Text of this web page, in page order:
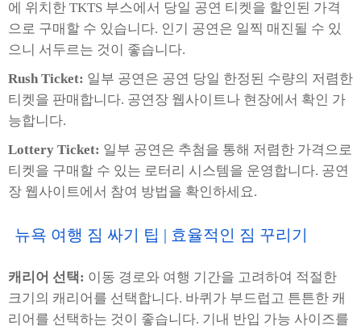
에 위치한 TKTS 부스에서 당일 공연 티켓을 할인된 가격
으로 구매할 수 있습니다. 인기 공연은 일찍 매진될 수 있
으니 서두르는 것이 좋습니다.
Rush Ticket: 일부 공연은 공연 당일 한정된 수량의 저렴한
티켓을 판매합니다. 공연장 웹사이트나 현장에서 확인 가
능합니다.
Lottery Ticket: 일부 공연은 추첨을 통해 저렴한 가격으로
티켓을 구매할 수 있는 로터리 시스템을 운영합니다. 공연
장 웹사이트에서 참여 방법을 확인하세요.
뉴욕 여행 짐 싸기 팁 | 효율적인 짐 꾸리기
캐리어 선택: 이동 경로와 여행 기간을 고려하여 적절한
크기의 캐리어를 선택합니다. 바퀴가 부드럽고 튼튼한 캐
리어를 선택하는 것이 좋습니다. 기내 반입 가능 사이즈를